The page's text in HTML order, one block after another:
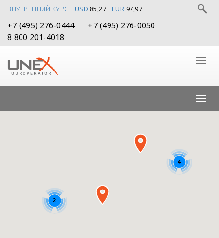
ВНУТРЕННИЙ КУРС USD 85,27 EUR 97,97
+7 (495) 276-0444
+7 (495) 276-0050
8 800 201-4018
4
2